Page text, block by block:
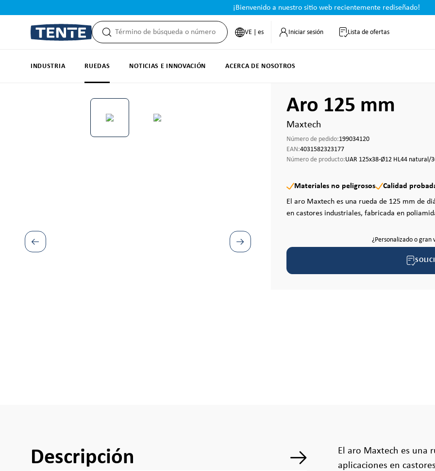
¡Bienvenido a nuestro sitio web recientemente rediseñado!
VE | es Iniciar sesión Lista de ofertas
INDUSTRIA RUEDAS NOTICIAS E INNOVACIÓN ACERCA DE NOSOTROS
Omitir galería de imágenes Aro 125 mm
Maxtech
Número de pedido:199034120
EAN:4031582323177
Número de producto:UAR 125x38-Ø12 HL44 natural/
Materiales no peligrosos
Calidad
El aro Maxtech es una rueda de 125 mm de
en castores industriales, fabricada en
¿Personalizado o gran
Descripción
El aro Maxtech es una
aplicaciones en